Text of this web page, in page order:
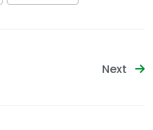
Next